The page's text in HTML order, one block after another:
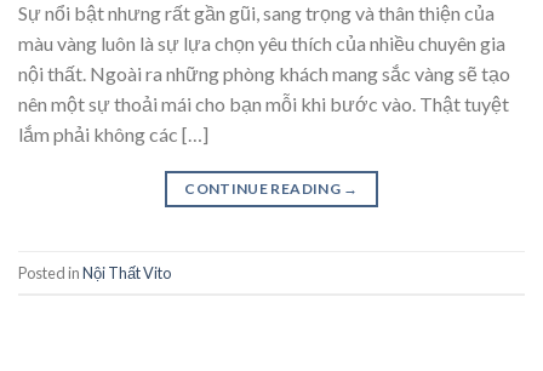
Sự nổi bật nhưng rất gần gũi, sang trọng và thân thiện của
màu vàng luôn là sự lựa chọn yêu thích của nhiều chuyên gia
nội thất. Ngoài ra những phòng khách mang sắc vàng sẽ tạo
nên một sự thoải mái cho bạn mỗi khi bước vào. Thật tuyệt
lắm phải không các […]
CONTINUE READING →
Posted inNội Thất Vito